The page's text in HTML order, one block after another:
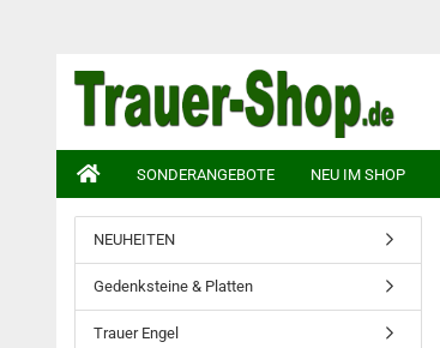
SONDERANGEBOTE NEU IM SHOP
NEUHEITEN
Gedenksteine & Platten
Trauer Engel